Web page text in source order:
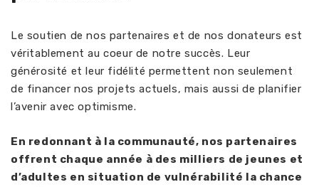
Le soutien de nos partenaires et de nos donateurs est
véritablement au coeur de notre succès. Leur
générosité et leur fidélité permettent non seulement
de financer nos projets actuels, mais aussi de planifier
l’avenir avec optimisme.
En redonnant à la communauté, nos partenaires
offrent chaque année à des milliers de jeunes et
d’adultes en situation de vulnérabilité la chance